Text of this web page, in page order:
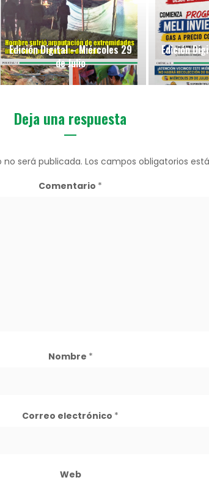
Edición Digital – Miércoles 29
de Julio
Edición
Deja una respuesta
será publicada. Los campos obligatorios
Comentario *
Nombre *
Correo electrónico *
Web